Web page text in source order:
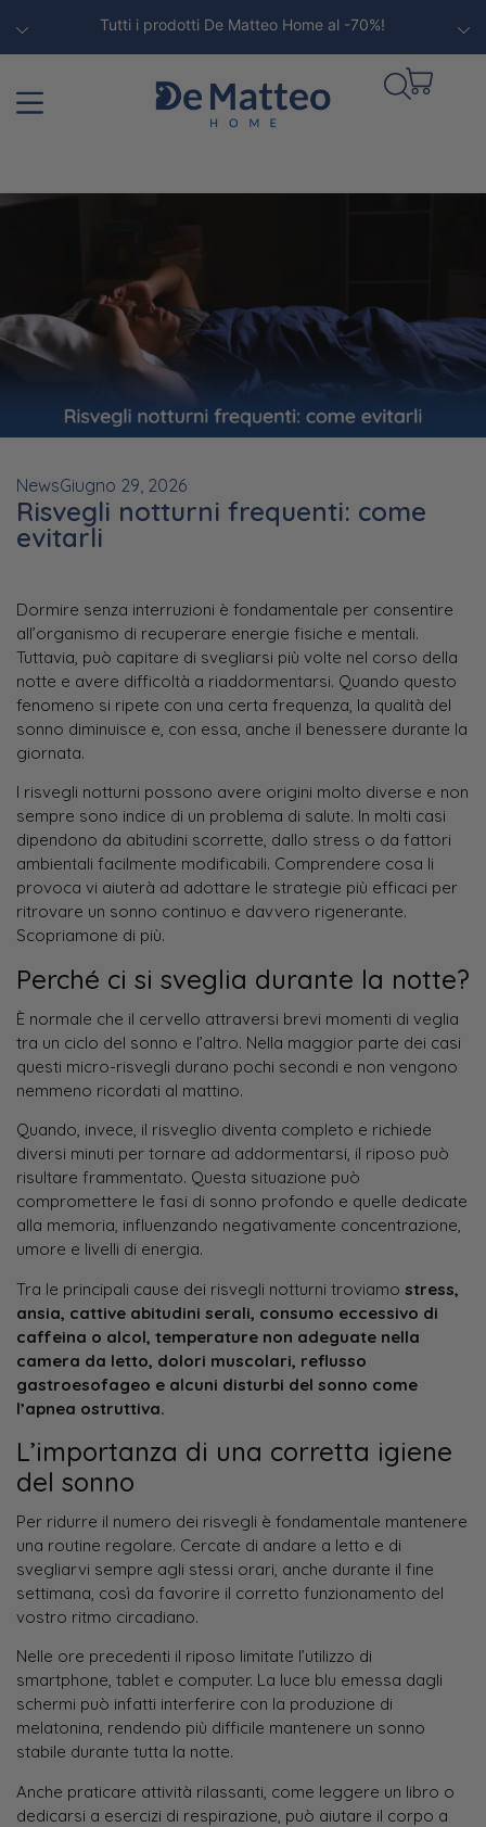
Tutti i prodotti De Matteo Home al -70%!
NewsGiugno 29, 2026
Risvegli notturni frequenti: come
evitarli
Dormire senza interruzioni è fondamentale per consentire
all’organismo di recuperare energie fisiche e mentali.
Tuttavia, può capitare di svegliarsi più volte nel corso della
notte e avere difficoltà a riaddormentarsi. Quando questo
fenomeno si ripete con una certa frequenza, la qualità del
sonno diminuisce e, con essa, anche il benessere durante la
giornata.
I risvegli notturni possono avere origini molto diverse e non
sempre sono indice di un problema di salute. In molti casi
dipendono da abitudini scorrette, dallo stress o da fattori
ambientali facilmente modificabili. Comprendere cosa li
provoca vi aiuterà ad adottare le strategie più efficaci per
ritrovare un sonno continuo e davvero rigenerante.
Scopriamone di più.
Perché ci si sveglia durante la notte?
È normale che il cervello attraversi brevi momenti di veglia
tra un ciclo del sonno e l’altro. Nella maggior parte dei casi
questi micro-risvegli durano pochi secondi e non vengono
nemmeno ricordati al mattino.
Quando, invece, il risveglio diventa completo e richiede
diversi minuti per tornare ad addormentarsi, il riposo può
risultare frammentato. Questa situazione può
compromettere le fasi di sonno profondo e quelle dedicate
alla memoria, influenzando negativamente concentrazione,
umore e livelli di energia.
Tra le principali cause dei risvegli notturni troviamo stress,
ansia, cattive abitudini serali, consumo eccessivo di
caffeina o alcol, temperature non adeguate nella
camera da letto, dolori muscolari, reflusso
gastroesofageo e alcuni disturbi del sonno come
l’apnea ostruttiva.
L’importanza di una corretta igiene
del sonno
Per ridurre il numero dei risvegli è fondamentale mantenere
una routine regolare. Cercate di andare a letto e di
svegliarvi sempre agli stessi orari, anche durante il fine
settimana, così da favorire il corretto funzionamento del
vostro ritmo circadiano.
Nelle ore precedenti il riposo limitate l’utilizzo di
smartphone, tablet e computer. La luce blu emessa dagli
schermi può infatti interferire con la produzione di
melatonina, rendendo più difficile mantenere un sonno
stabile durante tutta la notte.
Anche praticare attività rilassanti, come leggere un libro o
dedicarsi a esercizi di respirazione, può aiutare il corpo a